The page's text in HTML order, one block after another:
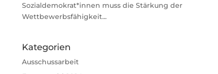
Sozialdemokrat*innen muss die Stärkung der
Wettbewerbsfähigkeit...
Kategorien
Ausschussarbeit